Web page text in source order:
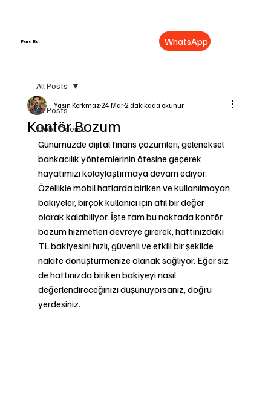
Para Bul WhatsApp
All Posts
Mobil Ödeme
All Posts
Kontör Bozum
Yasin Korkmaz24 Mar2 dakikada okunur
Günümüzde dijital finans çözümleri, geleneksel
bankacılık yöntemlerinin ötesine geçerek
hayatımızı kolaylaştırmaya devam ediyor.
Özellikle mobil hatlarda biriken ve kullanılmayan
bakiyeler, birçok kullanıcı için atıl bir değer
olarak kalabiliyor. İşte tam bu noktada kontör
bozum hizmetleri devreye girerek, hattınızdaki
TL bakiyesini hızlı, güvenli ve etkili bir şekilde
nakite dönüştürmenize olanak sağlıyor. Eğer siz
de hattınızda biriken bakiyeyi nasıl
değerlendireceğinizi düşünüyorsanız, doğru
yerdesiniz.